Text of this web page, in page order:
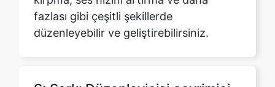
S: Şarkı Düzenleyicisi çevrimiçi